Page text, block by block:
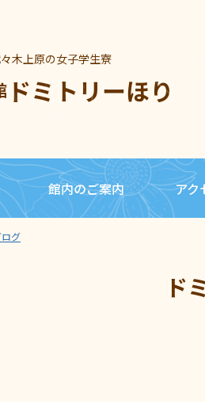
木上原の女子学生寮
ドミトリーほり
館内のご案内 アク
グ
ド